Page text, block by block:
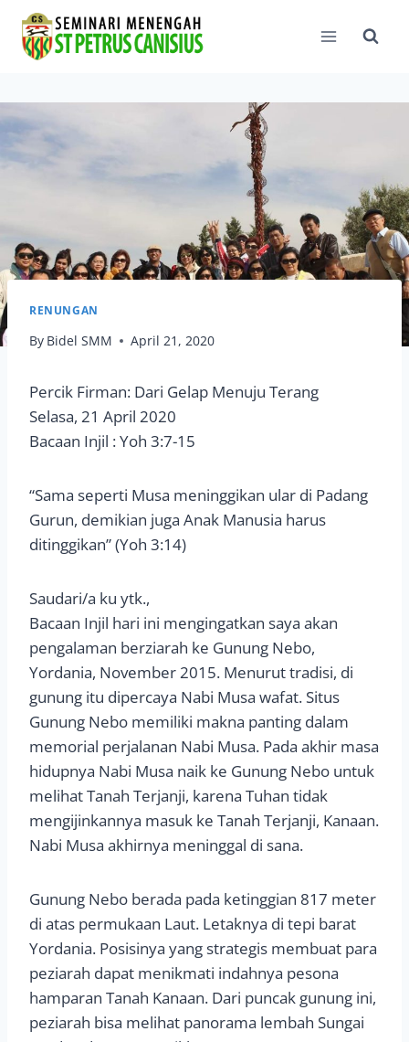
content
RENUNGAN
By Bidel SMM April 21, 2020
Percik Firman: Dari Gelap Menuju Terang
Selasa, 21 April 2020
Bacaan Injil : Yoh 3:7-15
“Sama seperti Musa meninggikan ular di Padang
Gurun, demikian juga Anak Manusia harus
ditinggikan” (Yoh 3:14)
Saudari/a ku ytk.,
Bacaan Injil hari ini mengingatkan saya akan
pengalaman berziarah ke Gunung Nebo,
Yordania, November 2015. Menurut tradisi, di
gunung itu dipercaya Nabi Musa wafat. Situs
Gunung Nebo memiliki makna panting dalam
memorial perjalanan Nabi Musa. Pada akhir masa
hidupnya Nabi Musa naik ke Gunung Nebo untuk
melihat Tanah Terjanji, karena Tuhan tidak
mengijinkannya masuk ke Tanah Terjanji, Kanaan.
Nabi Musa akhirnya meninggal di sana.
Gunung Nebo berada pada ketinggian 817 meter
di atas permukaan Laut. Letaknya di tepi barat
Yordania. Posisinya yang strategis membuat para
peziarah dapat menikmati indahnya pesona
hamparan Tanah Kanaan. Dari puncak gunung ini,
peziarah bisa melihat panorama lembah Sungai